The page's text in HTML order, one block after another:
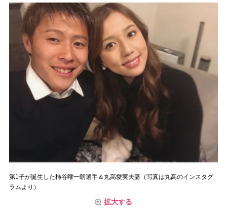
第1子が誕生した柿谷曜一朗選手＆丸高愛実夫妻（写真は丸高のインスタグ
ラムより）
拡大する